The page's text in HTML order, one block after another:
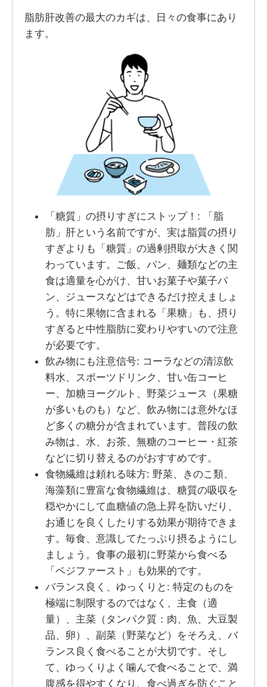
脂肪肝改善の最大のカギは、日々の食事にあり
ます。
「糖質」の摂りすぎにストップ！: 「脂
肪」肝という名前ですが、実は脂質の摂り
すぎよりも「糖質」の過剰摂取が大きく関
わっています。ご飯、パン、麺類などの主
食は適量を心がけ、甘いお菓子や菓子パ
ン、ジュースなどはできるだけ控えましょ
う。特に果物に含まれる「果糖」も、摂り
すぎると中性脂肪に変わりやすいので注意
が必要です。
飲み物にも注意信号: コーラなどの清涼飲
料水、スポーツドリンク、甘い缶コーヒ
ー、加糖ヨーグルト、野菜ジュース（果糖
が多いものも）など、飲み物には意外なほ
ど多くの糖分が含まれています。普段の飲
み物は、水、お茶、無糖のコーヒー・紅茶
などに切り替えるのがおすすめです。
食物繊維は頼れる味方: 野菜、きのこ類、
海藻類に豊富な食物繊維は、糖質の吸収を
穏やかにして血糖値の急上昇を防いだり、
お通じを良くしたりする効果が期待できま
す。毎食、意識してたっぷり摂るようにし
ましょう。食事の最初に野菜から食べる
「ベジファースト」も効果的です。
バランス良く、ゆっくりと: 特定のものを
極端に制限するのではなく、主食（適
量）、主菜（タンパク質：肉、魚、大豆製
品、卵）、副菜（野菜など）をそろえ、バ
ランス良く食べることが大切です。そし
て、ゆっくりよく噛んで食べることで、満
腹感を得やすくなり、食べ過ぎを防ぐこと